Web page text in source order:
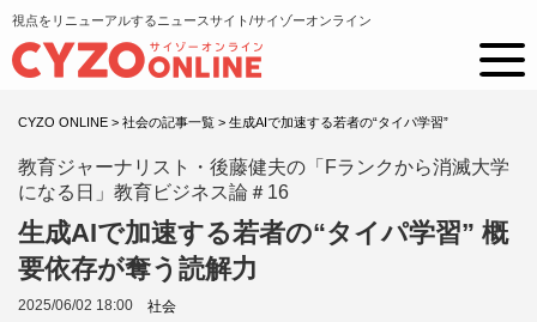
視点をリニューアルするニュースサイト/サイゾーオンライン
CYZO ONLINE > 社会の記事一覧 > 生成AIで加速する若者の“タイパ学習”
教育ジャーナリスト・後藤健夫の「Fランクから消滅大学
になる日」教育ビジネス論＃16
生成AIで加速する若者の“タイパ学習” 概
要依存が奪う読解力
2025/06/02 18:00 社会